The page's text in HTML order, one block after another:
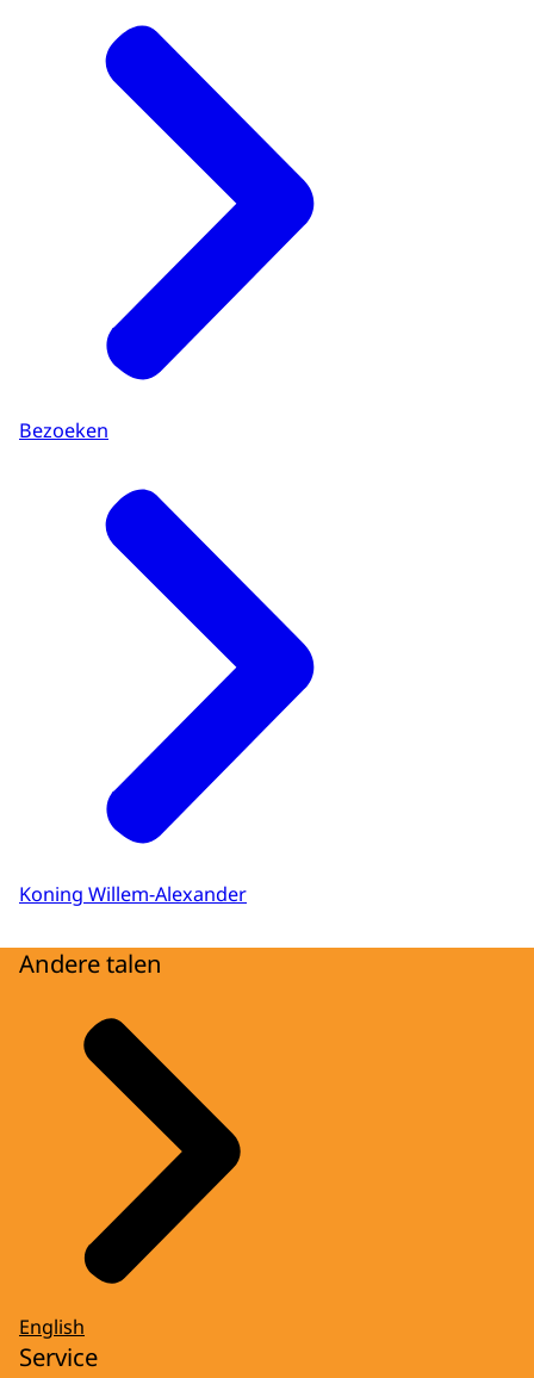
Bezoeken
Koning Willem-Alexander
Andere talen
English
Service